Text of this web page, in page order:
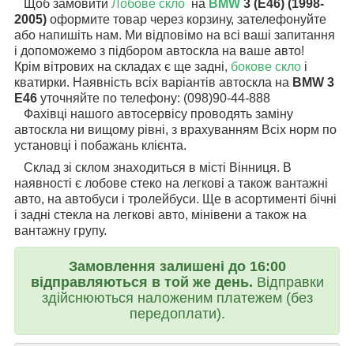
Щоб замовити Лобове скло на BMW 3 (E46) (1998-
2005) оформите товар через корзину, зателефонуйте
або напишіть нам. Ми відповімо на всі ваші запитання
і допоможемо з підбором автоскла на ваше авто!
Крім вітрових на складах є ще задні, бокове скло і
кватирки. Наявність всіх варіантів автоскла на BMW 3
E46 уточняйте по телефону: (098)90-44-888
Фахівці нашого автосервісу проводять заміну
автоскла ни вищому рівні, з врахуванням Всіх норм по
установці і побажань клієнта.
Склад зі склом знаходиться в місті Вінниця. В
наявності є лобове стеко на легкові а також вантажні
авто, на автобуси і тролейбуси. Ще в асортименті бічні
і задні стекла на легкові авто, мінівени а також на
вантажну групу.
Замовлення залишені до 16:00
відправляються в той же день. Відправки
здійснюються наложеним платежем (без
передоплати).